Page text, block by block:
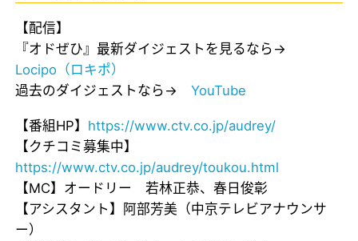
【配信】
『オドぜひ』最新ダイジェストを見るなら→
Locipo（ロキポ）
過去のダイジェストなら→YouTube
【番組HP】 https://www.ctv.co.jp/audrey/
【クチコミ募集中】
https://www.ctv.co.jp/audrey/toukou.html
【MC】オードリー 若林正恭、春日俊彰
【アシスタント】阿部芳美（中京テレビアナウンサ
ー）